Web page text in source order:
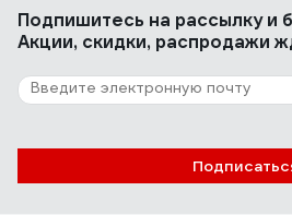
Подпишитесь на рассылкуи
Акции, скидки, распродажи